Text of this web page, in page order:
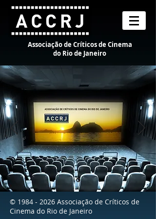
Associação de Críticos de Cinema
do Rio de Janeiro
© 1984 - 2026 Associação de Críticos de
Cinema do Rio de Janeiro